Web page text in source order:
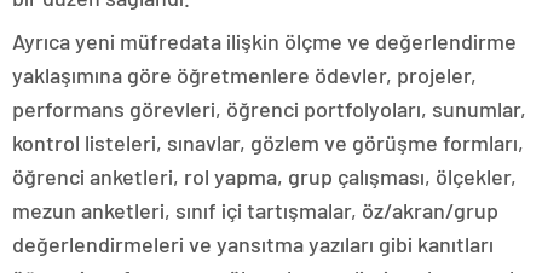
Ayrıca yeni müfredata ilişkin ölçme ve değerlendirme
yaklaşımına göre öğretmenlere ödevler, projeler,
performans görevleri, öğrenci portfolyoları, sunumlar,
kontrol listeleri, sınavlar, gözlem ve görüşme formları,
öğrenci anketleri, rol yapma, grup çalışması, ölçekler,
mezun anketleri, sınıf içi tartışmalar, öz/akran/grup
değerlendirmeleri ve yansıtma yazıları gibi kanıtları